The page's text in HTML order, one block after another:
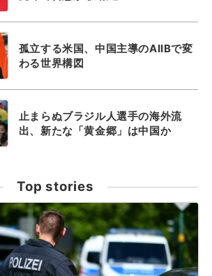
孤立する米国、中国主導のAIIBで変
わる世界構図
止まらぬブラジル人選手の海外流
出、新たな「黄金郷」は中国か
Top stories